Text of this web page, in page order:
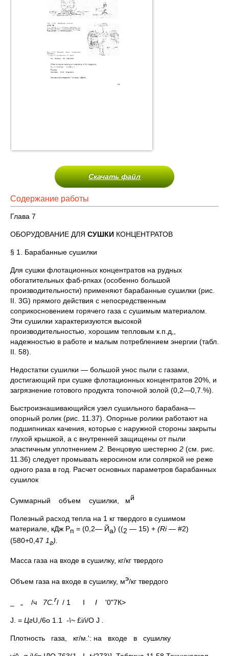
Скачать файл
Содержание работы
Глава 7
ОБОРУДОВАНИЕ ДЛЯ СУШКИ КОНЦЕНТРАТОВ
§ 1. Барабанные сушилки
Для сушки флотационных концентратов на рудных
обогатительных фаб-рпках (особенно большой
производительности) применяют барабанные сушилки (рис.
II. 3G) прямого действия с непосредственным
соприкосновением горячего газа с сушимым материалом.
Эти сушилки характеризуются высокой
производительностью, хорошим тепловым к.п.д,,
надежностью в работе и малым потреблением энергии (табл.
II. 58).
Недостатки сушилки — большой унос пыли с газами,
достигающий при сушке флотационных концентратов 20%, и
загрязнение готового продукта топочной золой (0,2—0,7.%).
Быстроизнашивающийся узел сушильного барабана—
опорный ролик (рис. 11.37). Опорные ролики работают на
подшипниках качения, которые с наружной стороны закрыты
глухой крышкой, а с внутренней защищены от пыли
эластичным уплотнением 2. Венцовую шестерню 2 (см. рис.
11.36) следует промывать керосином или соляркой не реже
одного раза в год. Расчет основных параметров барабанных
сушилок
Суммарный объем сушилки, мй
Полезный расход тепла на 1 кг твердого в сушимом
материале, кДж Рп = (0,2— Йа) ((2 — 15) + (Ri— #2)
(580+0,47 1г).
Масса газа на входе в сушилку, кг/кг твердого
Объем газа на входе в сушилку, мэ/кг твердого
_ „ /ч 7C. rl / 1 I I '0"7К>
J. = ЦгU,/6o 1.1 -\~ £i/i/O J
Плотность газа, кг/м.': на входе в сушилку